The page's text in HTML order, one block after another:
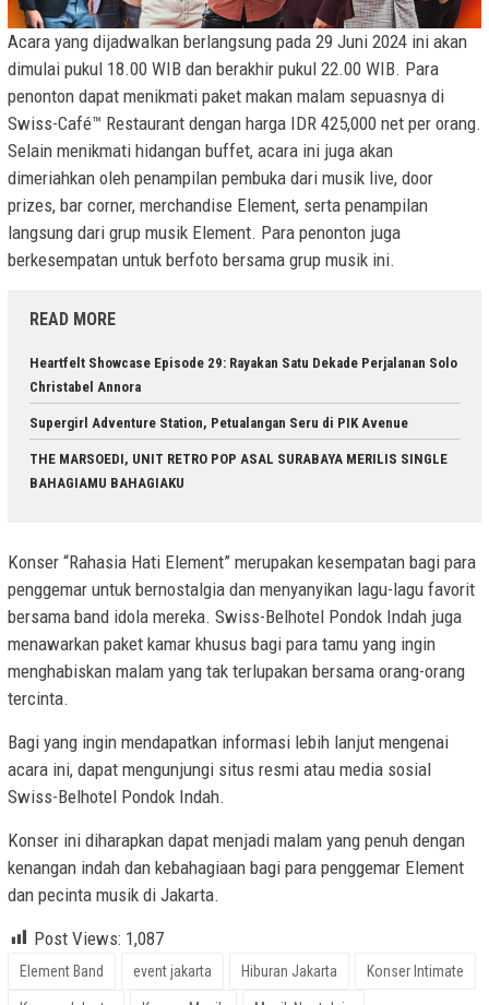
Acara yang dijadwalkan berlangsung pada 29 Juni 2024 ini akan
dimulai pukul 18.00 WIB dan berakhir pukul 22.00 WIB. Para
penonton dapat menikmati paket makan malam sepuasnya di
Swiss-Café™ Restaurant dengan harga IDR 425,000 net per orang.
Selain menikmati hidangan buffet, acara ini juga akan
dimeriahkan oleh penampilan pembuka dari musik live, door
prizes, bar corner, merchandise Element, serta penampilan
langsung dari grup musik Element. Para penonton juga
berkesempatan untuk berfoto bersama grup musik ini.
READ MORE
Heartfelt Showcase Episode 29: Rayakan Satu Dekade Perjalanan Solo
Christabel Annora
Supergirl Adventure Station, Petualangan Seru di PIK Avenue
THE MARSOEDI, UNIT RETRO POP ASAL SURABAYA MERILIS SINGLE
BAHAGIAMU BAHAGIAKU
Konser “Rahasia Hati Element” merupakan kesempatan bagi para
penggemar untuk bernostalgia dan menyanyikan lagu-lagu favorit
bersama band idola mereka. Swiss-Belhotel Pondok Indah juga
menawarkan paket kamar khusus bagi para tamu yang ingin
menghabiskan malam yang tak terlupakan bersama orang-orang
tercinta.
Bagi yang ingin mendapatkan informasi lebih lanjut mengenai
acara ini, dapat mengunjungi situs resmi atau media sosial
Swiss-Belhotel Pondok Indah.
Konser ini diharapkan dapat menjadi malam yang penuh dengan
kenangan indah dan kebahagiaan bagi para penggemar Element
dan pecinta musik di Jakarta.
Post Views: 1,087
Element Band event jakarta Hiburan Jakarta Konser Intimate